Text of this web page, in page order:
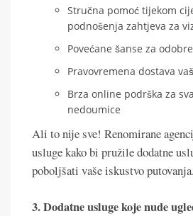
Stručna pomoć tijekom
podnošenja zahtjeva za
Povećane šanse za
Pravovremena dostava
Brza online podrška za
nedoumice
Ali to nije sve! Renomirane
usluge kako bi pružile dodatne
poboljšati vaše iskustvo putovanja.
3. Dodatne usluge koje nude